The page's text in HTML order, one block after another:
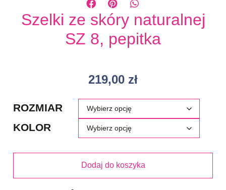
Szelki ze skóry naturalnej
SZ 8, pepitka
219,00 zł
ROZMIAR
KOLOR
Dodaj do koszyka